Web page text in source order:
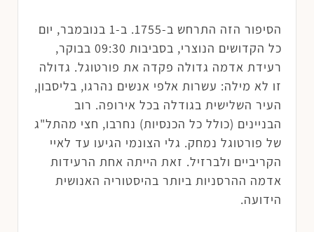
הסיפור הזה התרחש ב-1755. ב-1 בנובמבר, יום
כל הקדושים הנוצרי, בסביבות 09:30 בבוקר,
רעידת אדמה גדולה פקדה את פורטוגל. גדולה
זו לא מילה: עשרות אלפי אנשים נהרגו, בליסבון,
העיר השלישית בגודלה בכל אירופה. רוב
הבניינים (כולל כל הכנסיות) נחרבו, חצי מהתל"ג
של פורטוגל נמחק. גלי הצונמי הגיעו עד לאיי
הקריביים ולברזיל. זאת הייתה אחת הרעידות
אדמה ההרסניות ביותר בהיסטוריה האנושית
הידועה.